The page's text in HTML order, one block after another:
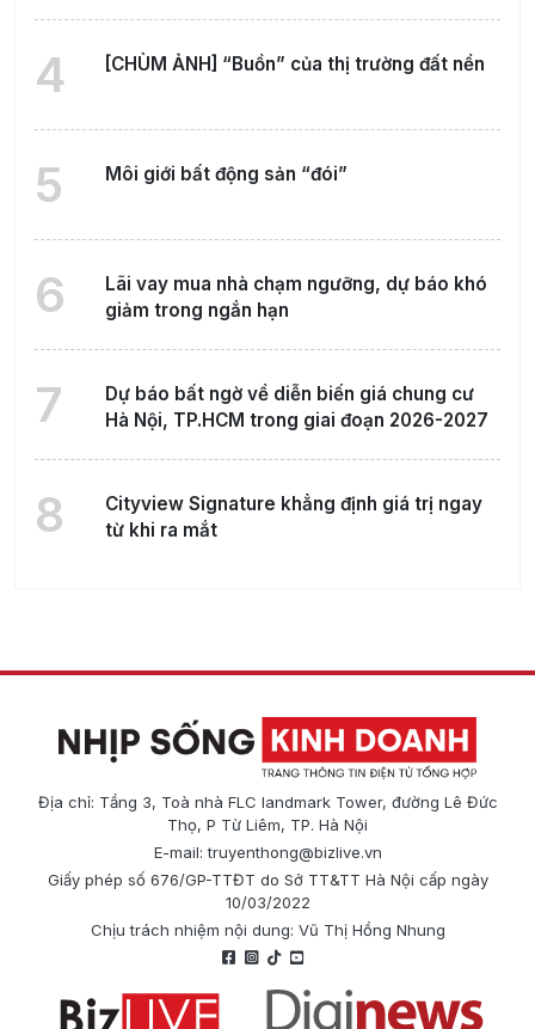
4 [CHÙM ẢNH] “Buồn” của thị trường đất nền
5 Môi giới bất động sản “đói”
6
Lãi vay mua nhà chạm ngưỡng, dự báo khó
giảm trong ngắn hạn
7
Dự báo bất ngờ về diễn biến giá chung cư
Hà Nội, TP.HCM trong giai đoạn 2026-2027
8
Cityview Signature khẳng định giá trị ngay
từ khi ra mắt
Địa chỉ: Tầng 3, Toà nhà FLC landmark Tower, đường Lê Đức
Thọ, P Từ Liêm, TP. Hà Nội
E-mail:truyenthong@bizlive.vn
Giấy phép số 676/GP-TTĐT do Sở TT&TT Hà Nội cấp ngày
10/03/2022
Chịu trách nhiệm nội dung: Vũ Thị Hồng Nhung